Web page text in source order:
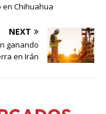
Chihuahua
NEXT
ganando
en Irán